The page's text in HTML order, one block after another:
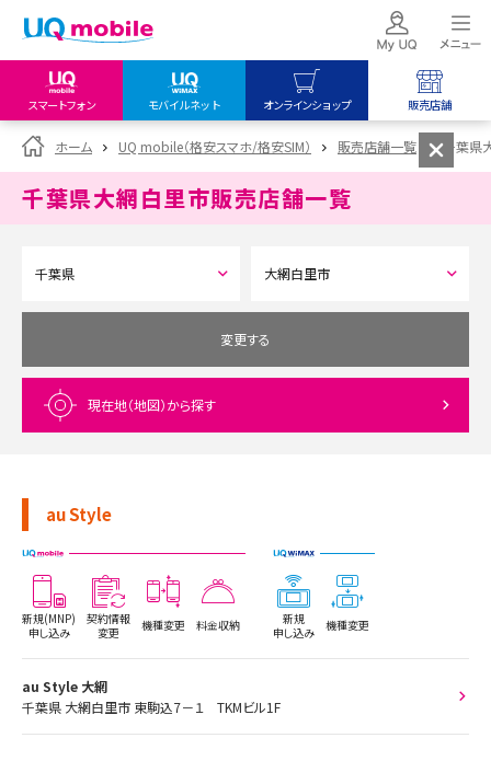
スマートフォン モバイルネット オンラインショップ 販売店舗
my UQ WiMAX
UQ WiMAX ご契約の方
My UQ mobile
データチャージサイト
UQ mobile
オンラインショップ
UQ WiMAX
UQ mobile
販売店舗
UQ WiMAX
ホーム UQ mobile（格安スマホ/格安SIM） 販売店舗一覧 千葉
千葉県大網白里市販売店舗一覧
変更する
現在地（地図）から探す
au Style
新規(MNP)
申し込み
契約情報
変更
機種変更 料金収納
新規
申し込み
機種変更
au Style 大網
千葉県 大網白里市 東駒込7－１ TKMビル1F